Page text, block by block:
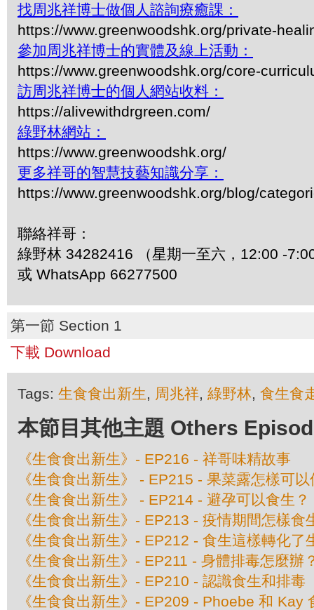
找周兆祥博士做個人諮詢療癒課：
https://www.greenwoodshk.org/private-
參加周兆祥博士的實體及線上活動：
https://www.greenwoodshk.org/core-
訪周兆祥博士的個人網站收料：
https://alivewithdrgreen.com/
綠野林網站：
https://www.greenwoodshk.org/
更多祥哥的智慧技藝知識分享：
https://www.greenwoodshk.org/blog/
聯絡祥哥：
綠野林 34282416 （星期一至六，12:00 -
或 WhatsApp 66277500
第一節 Section 1
下載 Download
Tags: 生食食出新生, 周兆祥, 綠野林, 食生食
本節目其他主題 Others
《生食食出新生》- EP216 - 祥哥味精故事
《生食食出新生》 - EP215 - 果菜露怎樣可
《生食食出新生》 - EP214 - 避孕可以食生？
《生食食出新生》- EP213 - 疫情期間怎樣食
《生食食出新生》- EP212 - 食生這樣轉化
《生食食出新生》- EP211 - 身體排毒怎麼辦
《生食食出新生》- EP210 - 認識食生和排毒
《生食食出新生》- EP209 - Phoebe 和 Kay